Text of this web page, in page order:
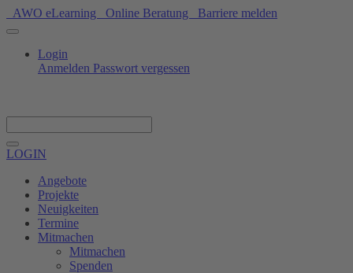
AWO eLearning Online Beratung Barriere melden
Login
Anmelden Passwort vergessen
LOGIN
Angebote
Projekte
Neuigkeiten
Termine
Mitmachen
Mitmachen
Spenden